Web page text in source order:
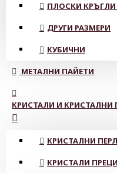
ПЛОСКИ
ДРУГИ РАЗМЕРИ
КУБИЧНИ
МЕТАЛНИ ПАЙЕТИ
КРИСТАЛИ И КРИСТАЛНИ
КРИСТАЛНИ
КРИСТАЛИ